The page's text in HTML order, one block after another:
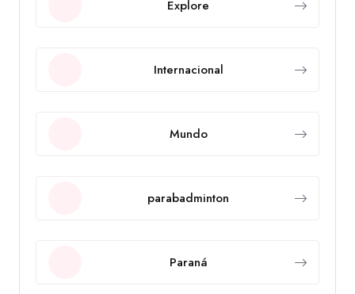
Explore
Internacional
Mundo
parabadminton
Paraná